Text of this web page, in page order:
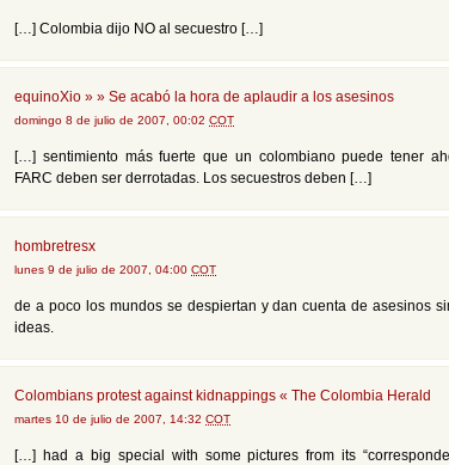
[…] Colombia dijo NO al secuestro […]
equinoXio » » Se acabó la hora de aplaudir a los asesinos
domingo 8 de julio de 2007, 00:02 COT
[…] sentimiento más fuerte que un colombiano puede tener
FARC deben ser derrotadas. Los secuestros deben […]
hombretresx
lunes 9 de julio de 2007, 04:00 COT
de a poco los mundos se despiertan y dan cuenta de asesinos
ideas.
Colombians protest against kidnappings « The Colombia Herald
martes 10 de julio de 2007, 14:32 COT
[…] had a big special with some pictures from its